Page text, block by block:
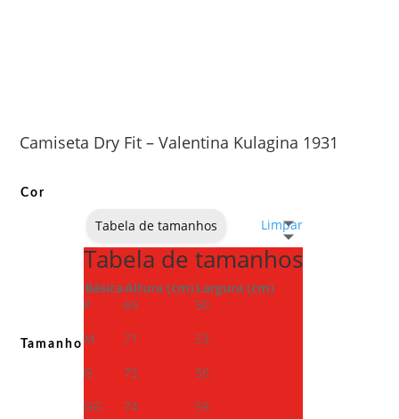
Camiseta Dry Fit – Valentina Kulagina 1931
Cor
Tamanho
Limpar
Tabela de tamanhos
Tabela de tamanhos
BásicaAltura (cm) Largura (cm)
P
69
50
M
71
53
G
72
56
GG
74 59